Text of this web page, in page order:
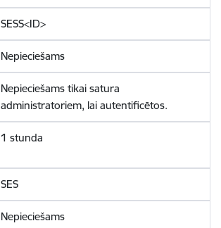
SESS<ID>
Nepieciešams
Nepieciešams tikai satura
administratoriem, lai autentificētos.
1 stunda
SES
Nepieciešams